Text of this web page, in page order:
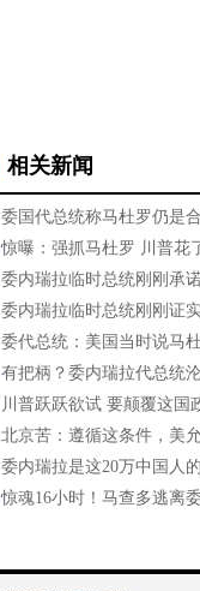
相关新闻
委国代总统称马杜罗仍是
惊曝：强抓马杜罗 川普花
委内瑞拉临时总统刚刚承
委内瑞拉临时总统刚刚证
委代总统：美国当时说马
有把柄？委内瑞拉代总统
川普跃跃欲试 要颠覆这国
北京苦：遵循这条件，美
委内瑞拉是这20万中国人
惊魂16小时！马查多逃离